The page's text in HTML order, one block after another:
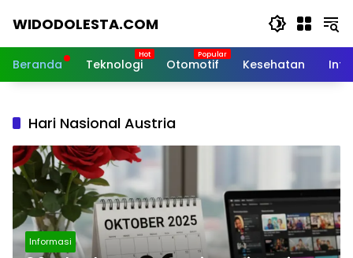
WIDODOLESTA.COM
dan
Terkini
Beranda Teknologi Otomotif Kesehatan
Hari Nasional Austria
Informasi